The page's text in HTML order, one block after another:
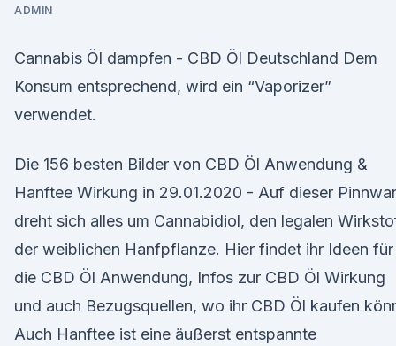
ADMIN
Cannabis Öl dampfen - CBD Öl Deutschland Dem
Konsum entsprechend, wird ein “Vaporizer”
verwendet.
Die 156 besten Bilder von CBD Öl Anwendung &
Hanftee Wirkung in 29.01.2020 - Auf dieser
dreht sich alles um Cannabidiol, den legalen
der weiblichen Hanfpflanze. Hier findet ihr Ideen für
die CBD Öl Anwendung, Infos zur CBD Öl Wirkung
und auch Bezugsquellen, wo ihr CBD Öl kaufen
Auch Hanftee ist eine äußerst entspannte